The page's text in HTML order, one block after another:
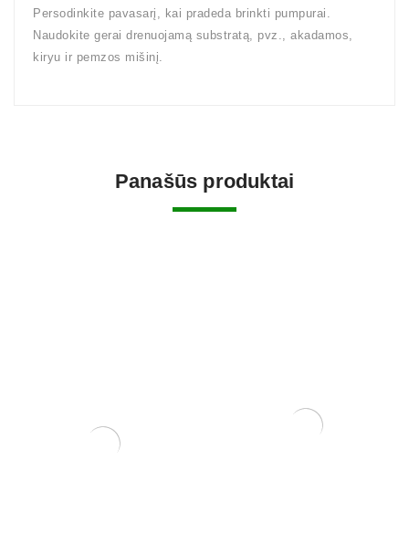
Persodinkite pavasarį, kai pradeda brinkti pumpurai.
Naudokite gerai drenuojamą substratą, pvz., akadamos,
kiryu ir pemzos mišinį.
Panašūs produktai